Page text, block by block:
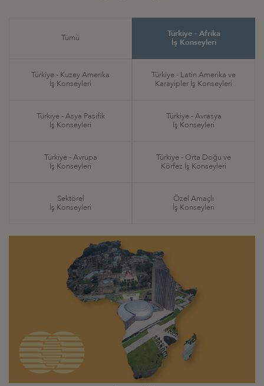
Tümü
Türkiye - Afrika
İş Konseyleri
Türkiye - Kuzey Amerika
İş Konseyleri
Türkiye - Latin Amerika ve
Karayipler İş Konseyleri
Türkiye - Asya Pasifik
İş Konseyleri
Türkiye - Avrasya
İş Konseyleri
Türkiye - Avrupa
İş Konseyleri
Türkiye - Orta Doğu ve
Körfez İş Konseyleri
Sektörel
İş Konseyleri
Özel Amaçlı
İş Konseyleri